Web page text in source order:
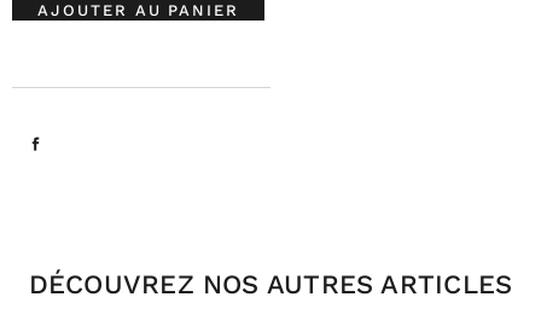
AJOUTER AU PANIER
DÉCOUVREZ NOS AUTRES ARTICLES